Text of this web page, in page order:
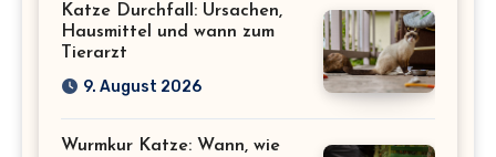
Katze Durchfall: Ursachen,
Hausmittel und wann zum
Tierarzt
9. August 2026
Wurmkur Katze: Wann, wie